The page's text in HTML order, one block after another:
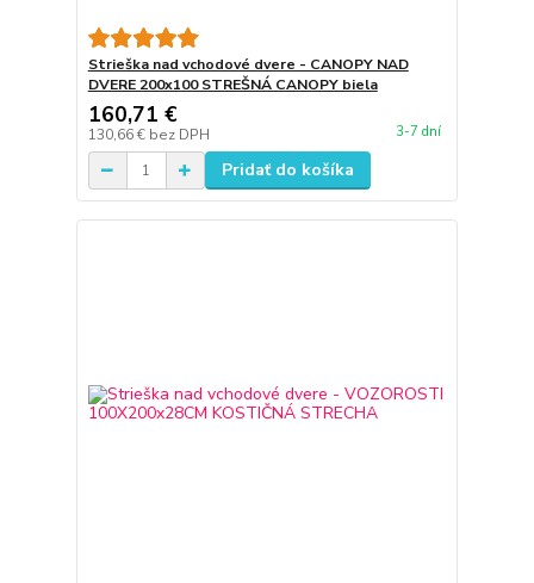
Strieška nad vchodové dvere - CANOPY NAD
DVERE 200x100 STREŠNÁ CANOPY biela
160,71 €
130,66 € bez DPH 3-7 dní
Pridať do košíka